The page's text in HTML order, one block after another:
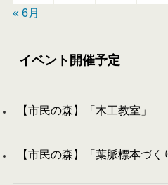
« 6月
イベント開催予定
【市民の森】「木工教室」
【市民の森】「葉脈標本づく